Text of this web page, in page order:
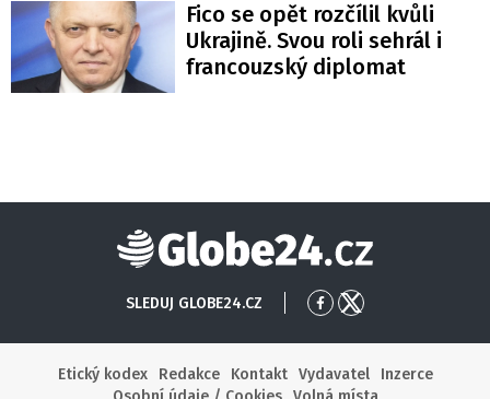
Fico se opět rozčílil kvůli
Ukrajině. Svou roli sehrál i
francouzský diplomat
Globe24
SLEDUJ GLOBE24.CZ
Přejít
Facebook
Přejít
X
Etický kodex
Redakce Kontakt Vydavatel
Inzerce